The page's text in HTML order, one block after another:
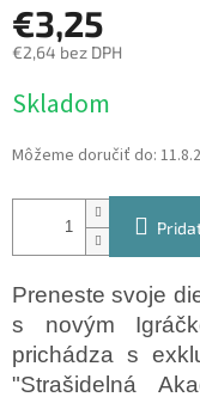
€3,25
€2,64 bez DPH
cena:
Skladom
Môžeme doručiť do:
Preneste svoje
s novým
prichádza s
"Strašidelná